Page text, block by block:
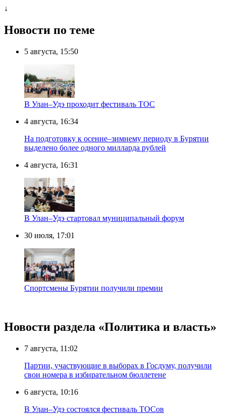
↓
Новости по теме
5 августа, 15:50
В Улан–Удэ проходит фестиваль ТОС
4 августа, 16:34
На подготовку к осенне–зимнему периоду в Бурятии
выделено более одного милларда рублей
4 августа, 16:31
В Улан–Удэ стартовал муниципальный форум
30 июля, 17:01
Спортсмены Бурятии получили премии
Новости раздела «Политика и власть»
7 августа, 11:02
Партии, участвующие в выборах в Госдуму, получили
свои номера в избирательном бюллетене
6 августа, 10:16
В Улан–Удэ состоялся фестиваль ТОСов